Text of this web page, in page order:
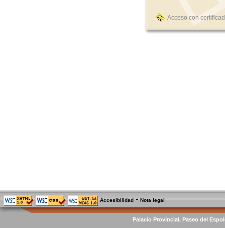
Acceso con
Accesibilidad -Nota legal
Palacio Provincial, Paseo del